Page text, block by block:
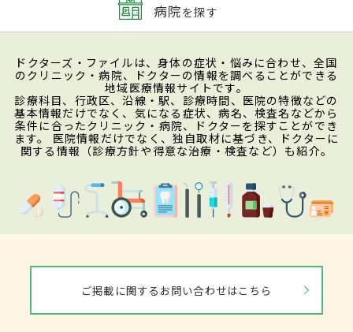
病院を探す
ドクターズ・ファイルは、身体の症状・悩みに合わせ、全国
のクリニック・病院、ドクターの情報を調べることができる
地域医療情報サイトです。
診療科目、行政区、沿線・駅、診療時間、医院の特徴などの
基本情報だけでなく、気になる症状、病名、検査名などから
条件に合ったクリニック・病院、ドクターを探すことができ
ます。 医院情報だけでなく、独自取材に基づき、ドクターに
関する情報（診療方針や得意な治療・検査など）も紹介。
ご掲載に関するお問い合わせはこちら